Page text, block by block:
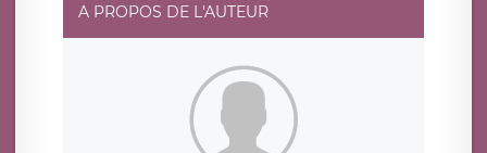
A PROPOS DE L'AUTEUR